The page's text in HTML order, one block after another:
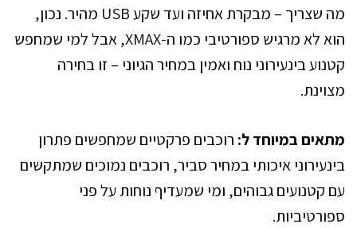
מה שצריך – מבקרת אחיזה ועד שקע USB מהיר. נכון,
הוא לא מרגיש ספורטיבי כמו ה-XMAX, אבל למי שמחפש
קטנוע בינעירוני נוח ואמין במחיר הגיוני – זו בחירה
מצוינת.
מתאים במיוחד ל: רוכבים פרקטיים שמחפשים פתרון
בינעירוני איכותי במחיר סביר, רוכבים נמוכים שמתקשים
עם קטנועים גבוהים, ומי שמעדיף נוחות על פני
ספורטיביות.